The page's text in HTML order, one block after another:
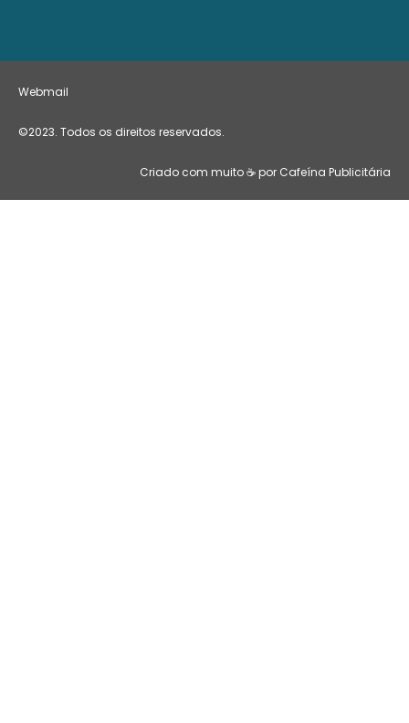
Webmail
©2023. Todos os direitos reservados.
Criado com muito ☕ por Cafeína Publicitária